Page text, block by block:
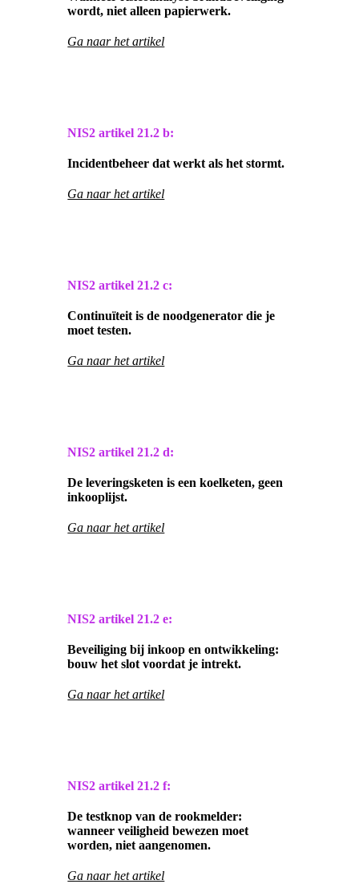
wordt, niet alleen papierwerk.
Ga naar het artikel
NIS2 artikel21.2 b:
Incidentbeheer dat werkt als het stormt.
Ga naar het artikel
NIS2 artikel21.2 c:
Continuïteit is de noodgenerator die je
moet testen.
Ga naar het artikel
NIS2 artikel21.2 d:
De leveringsketen is een koelketen, geen
inkooplijst.
Ga naar het artikel
NIS2 artikel21.2 e:
Beveiliging bij inkoop en ontwikkeling:
bouw het slot voordat je intrekt.
Ga naar het artikel
NIS2 artikel21.2 f:
De testknop van de rookmelder:
wanneer veiligheid bewezen moet
worden, niet aangenomen.
Ga naar het artikel